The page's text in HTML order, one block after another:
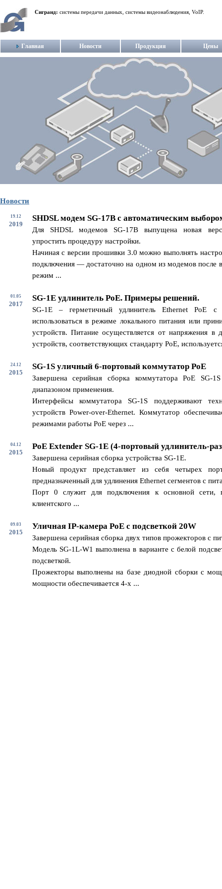
Сигранд: системы передачи данных, системы видеонаблюдения, VoIP.
Главная Новости Продукция Цены
Новости
19.12
2019
SHDSL модем SG-17B с автоматическим
Для SHDSL модемов SG-17B выпущена новая
упростить процедуру настройки.
Начиная с версии прошивки 3.0 можно выполнять
подключения — достаточно на одном из модемов после
режим ...
01.05
2017
SG-1E удлинитель PoE. Примеры решений.
SG-1E – герметичный удлинитель Ethernet PoE
использоваться в режиме локального питания или
устройств. Питание осуществляется от напряжения
устройств, соответствующих стандарту PoE,
24.12
2015
SG-1S уличный 6-портовый коммутатор PoE
Завершена серийная сборка коммутатора PoE SG-
диапазоном применения.
Интерфейсы коммутатора SG-1S поддерживают
устройств Power-over-Ethernet. Коммутатор
режимами работы PoE через ...
04.12
2015
PoE Extender SG-1E (4-портовый удлинитель-
Завершена серийная сборка устройства SG-1E.
Новый продукт представляет из себя четырех
предназначенный для удлинения Ethernet сегментов с
Порт 0 служит для подключения к основной сети,
клиентского ...
09.03
2015
Уличная IP-камера PoE с подсветкой 20W
Завершена серийная сборка двух типов прожекторов с
Модель SG-1L-W1 выполнена в варианте с белой
подсветкой.
Прожекторы выполнены на базе диодной сборки с
мощности обеспечивается 4-х ...